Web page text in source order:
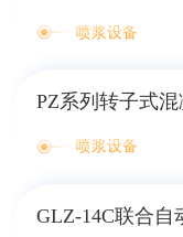
喷浆设备
PZ系列转子式
喷浆设备
GLZ-14C联合自